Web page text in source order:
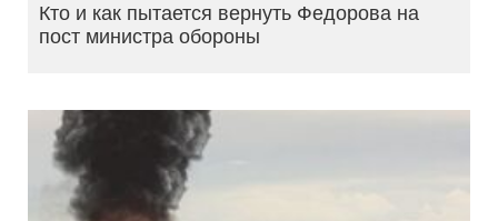
Кто и как пытается вернуть Федорова на
пост министра обороны